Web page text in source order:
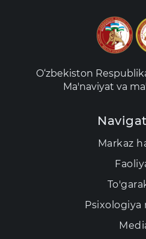
O‘zbekiston
Ma'naviyat va
Markaz
Psixologiya